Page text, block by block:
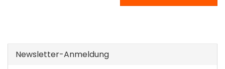
Newsletter-Anmeldung